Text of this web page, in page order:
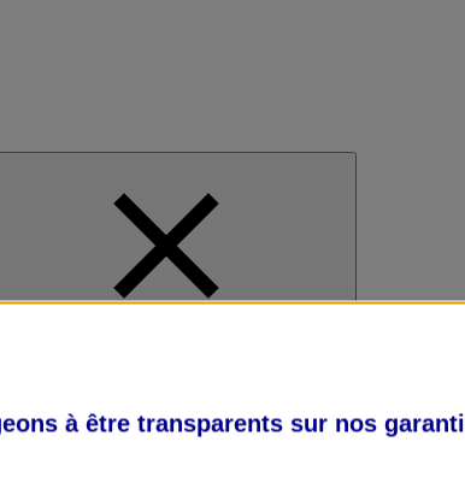
à être transparents sur nos